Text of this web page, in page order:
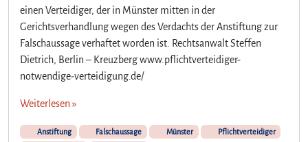
t
a
e
einen Verteidiger, der in Münster mitten in der
Gerichtsverhandlung wegen des Verdachts der Anstiftung zur
Falschaussage verhaftet worden ist. Rechtsanwalt Steffen
Dietrich, Berlin – Kreuzberg www.pflichtverteidiger-
notwendige-verteidigung.de/
Weiterlesen »
Anstiftung Falschaussage Münster
Pflichtverteidiger